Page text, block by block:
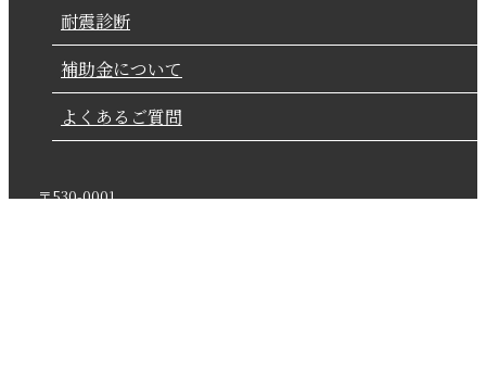
耐震診断
補助金について
よくあるご質問
〒530-0001